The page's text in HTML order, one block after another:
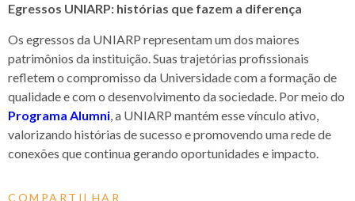
Egressos UNIARP: histórias que fazem a diferença
Os egressos da UNIARP representam um dos maiores
patrimônios da instituição. Suas trajetórias profissionais
refletem o compromisso da Universidade com a formação de
qualidade e com o desenvolvimento da sociedade. Por meio do
Programa Alumni , a UNIARP mantém esse vínculo ativo,
valorizando histórias de sucesso e promovendo uma rede de
conexões que continua gerando oportunidades e impacto.
COMPARTILHAR